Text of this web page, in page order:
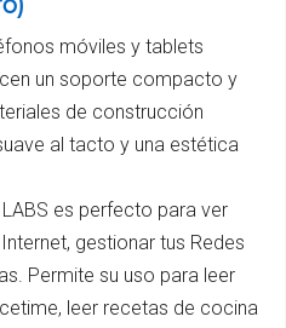
móviles y tablets
un soporte compacto y
de construcción
al tacto y una estética
es perfecto para ver
gestionar tus Redes
Permite su uso para leer
leer recetas de cocina